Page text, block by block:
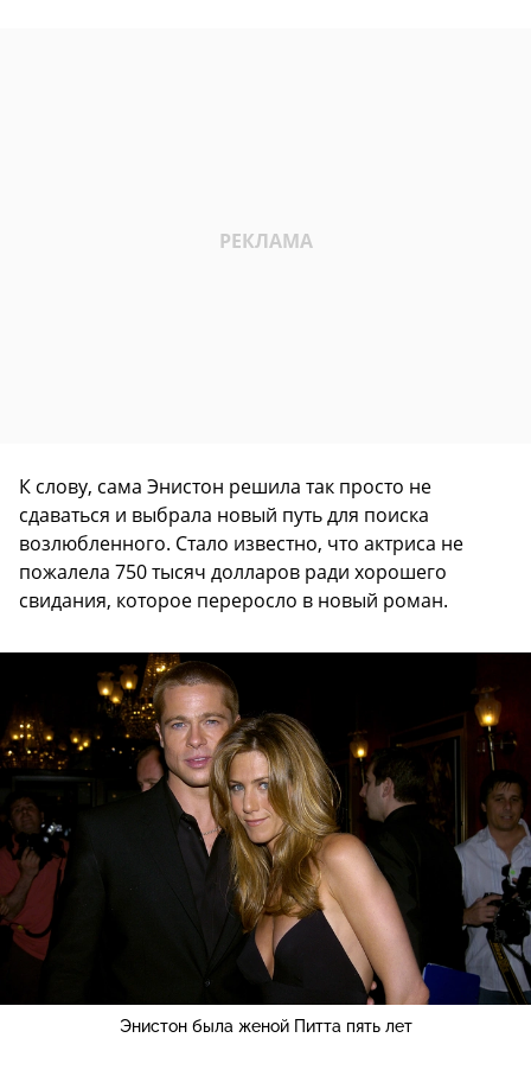
К слову, сама Энистон решила так просто не
сдаваться и выбрала новый путь для поиска
возлюбленного. Стало известно, что актриса не
пожалела 750 тысяч долларов ради хорошего
свидания, которое переросло в новый роман.
Энистон была женой Питта пять лет